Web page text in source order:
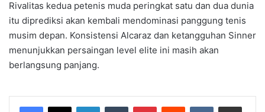
Rivalitas kedua petenis muda peringkat satu dan dua dunia
itu diprediksi akan kembali mendominasi panggung tenis
musim depan. Konsistensi Alcaraz dan ketangguhan Sinner
menunjukkan persaingan level elite ini masih akan
berlangsung panjang.
LinkedInTumblr PinterestReddit VKontakteShare via Email